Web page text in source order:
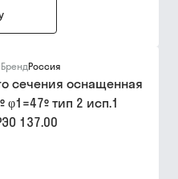
БрендРоссия
сечения оснащенная
φ1=47º тип 2 исп.1
137.00